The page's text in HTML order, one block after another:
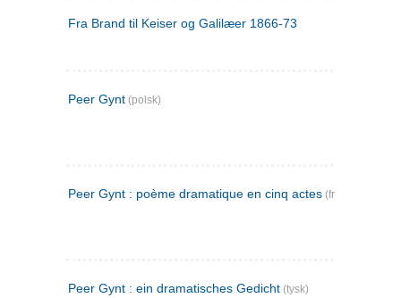
Fra Brand til Keiser og Galilæer 1866-73
Peer Gynt (polsk)
Peer Gynt : poème dramatique en cinq actes (fransk)
Peer Gynt : ein dramatisches Gedicht (tysk)